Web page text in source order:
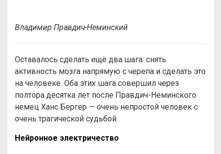
Владимир Правдич-Неминский
Оставалось сделать ещё два шага: снять
активность мозга напрямую с черепа и сделать это
на человеке. Оба этих шага совершил через
полтора десятка лет после Правдич-Неминского
немец Ханс Бергер — очень непростой человек с
очень трагической судьбой.
Нейронное электричество